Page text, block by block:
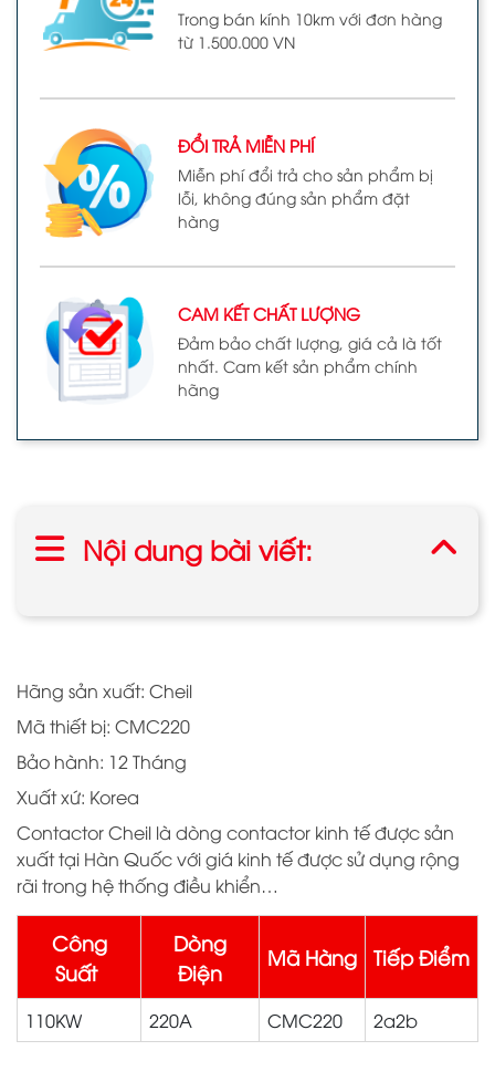
Trong bán kính 10km với đơn hàng
từ 1.500.000 VN
ĐỔI TRẢ MIỄN PHÍ
Miễn phí đổi trả cho sản phẩm bị
lỗi, không đúng sản phẩm đặt
hàng
CAM KẾT CHẤT LƯỢNG
Đảm bảo chất lượng, giá cả là tốt
nhất. Cam kết sản phẩm chính
hãng
Nội dung bài viết:
Hãng sản xuất: Cheil
Mã thiết bị: CMC220
Bảo hành: 12 Tháng
Xuất xứ: Korea
Contactor Cheil là dòng contactor kinh tế được sản
xuất tại Hàn Quốc với giá kinh tế được sử dụng rộng
rãi trong hệ thống điều khiển…
Công
Suất
Dòng
Điện
Mã Hàng Tiếp Điểm
110KW 220A CMC220 2a2b